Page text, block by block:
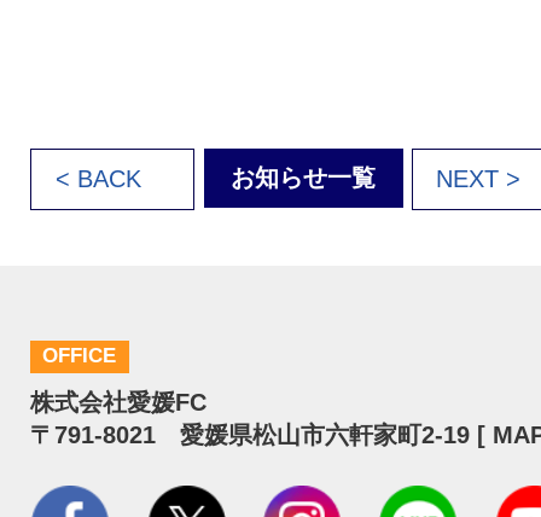
< BACK お知らせ一覧 NEXT >
OFFICE
株式会社愛媛FC
〒791-8021 愛媛県松山市六軒家町2-19 [